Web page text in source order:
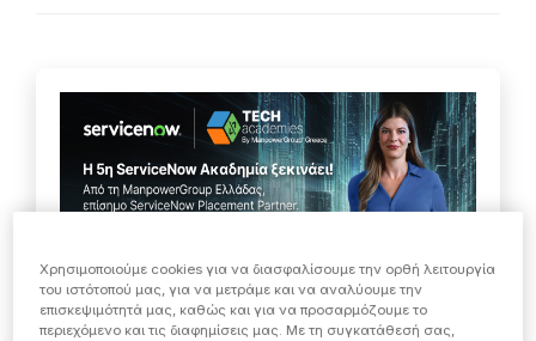
Χρησιμοποιούμε cookies για να διασφαλίσουμε την ορθή λειτουργία
του ιστότοπού μας, για να μετράμε και να αναλύουμε την
επισκεψιμότητά μας, καθώς και για να προσαρμόζουμε το
περιεχόμενο και τις διαφημίσεις μας. Με τη συγκατάθεσή σας,